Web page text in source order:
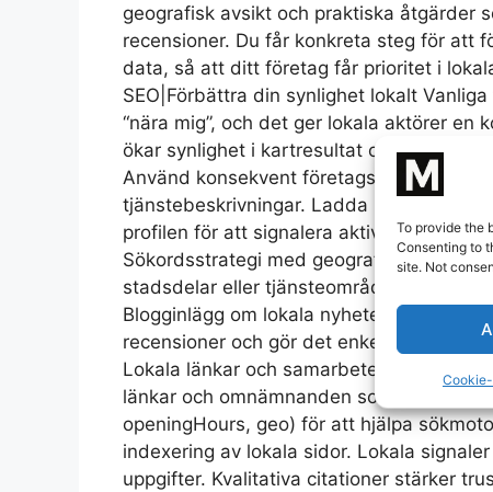
To provide the
Consenting to
site. Not
geografisk avsikt och praktiska åtgärder
recensioner. Du får konkreta steg för att
data, så att ditt företag får prioritet i
SEO|Förbättra din synlighet lokalt
“nära mig”, och det ger lokala aktörer
ökar synlighet i kartresultat och leder till
Använd konsekvent företagsnamn,
tjänstebeskrivningar. Ladda upp
profilen för att signalera aktivitet. Svara
Sökordsstrategi med geografisk avsikt
stadsdelar eller tjänsteområden.
Blogginlägg om lokala nyheter eller
recensioner och gör det enkelt att ge
Lokala länkar och samarbeten Bygg
länkar och omnämnanden som stärker
openingHours, geo) för att hjälpa
indexering av lokala sidor. Lokala
uppgifter. Kvalitativa citationer stärker